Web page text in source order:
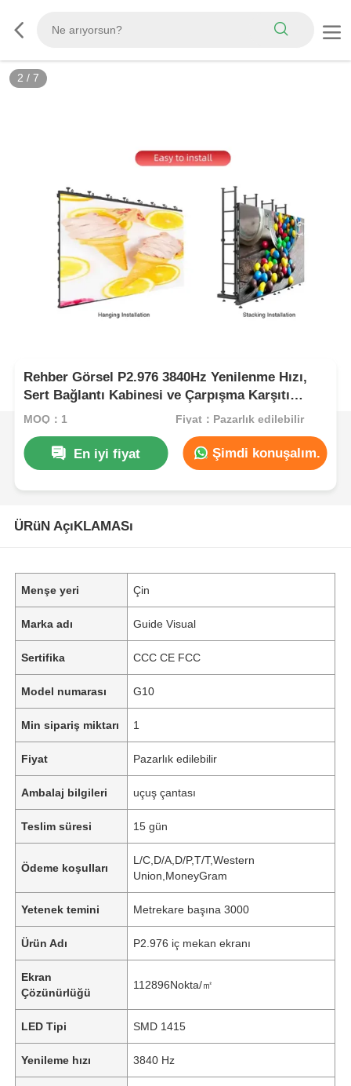
2 / 7
Rehber Görsel P2.976 3840Hz Yenilenme Hızı,
Sert Bağlantı Kabinesi ve Çarpışma Karşıtı
Koruması ile İçerideki LED Ekran
MOQ：1 Fiyat：Pazarlık edilebilir
En iyi fiyat Şimdi konuşalım.
ÜRüN AçıKLAMASı
Menşe yeri Çin
Marka adı Guide Visual
Sertifika CCC CE FCC
Model numarası G10
Min sipariş miktarı 1
Fiyat Pazarlık edilebilir
Ambalaj bilgileri uçuş çantası
Teslim süresi 15 gün
Ödeme koşulları
L/C,D/A,D/P,T/T,Western
Union,MoneyGram
Yetenek temini Metrekare başına 3000
Ürün Adı P2.976 iç mekan ekranı
Ekran
Çözünürlüğü
112896Nokta/㎡
LED Tipi SMD 1415
Yenileme hızı 3840 Hz